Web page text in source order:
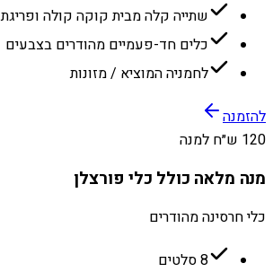
שתייה קלה מבית קוקה קולה ופריגת
כלים חד-פעמיים מהודרים בצבעים
לחמניה המוציא / מזונות
להזמנה
120 ש״ח למנה
מנה מלאה כולל כלי פורצלן
כלי חרסינה מהודרים
8 סלטים